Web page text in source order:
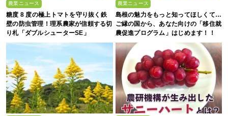
農業ニュース
糖度 8 度の極上トマトを守り抜く鉄
壁の防虫管理！理系農家が信頼する切
り札「ダブルシューターSE」
農業ニュース
島根の魅力をもっと知ってほしくて…
ご縁の国から、あなた向けの「移住就
農促進プログラム」はじめます！！